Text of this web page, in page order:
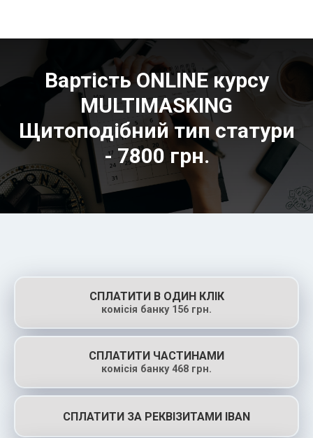
Вартість ONLINE курсу
MULTIMASKING
Щитоподібний тип статури
- 7800 грн.
СПЛАТИТИ В ОДИН КЛІК
комісія банку 156 грн.
СПЛАТИТИ ЧАСТИНАМИ
комісія банку 468 грн.
СПЛАТИТИ ЗА РЕКВІЗИТАМИ IBAN